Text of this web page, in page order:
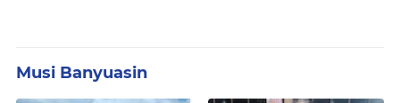
Musi Banyuasin